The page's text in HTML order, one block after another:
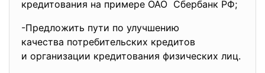
кредитования на примере ОАО Сбербанк РФ;
-Предложить пути по улучшению
качества потребительских кредитов
и организации кредитования физических лиц.